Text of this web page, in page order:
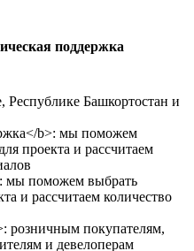
поддержка
Республике Башкортостан и
: мы поможем выбрать
и рассчитаем количество